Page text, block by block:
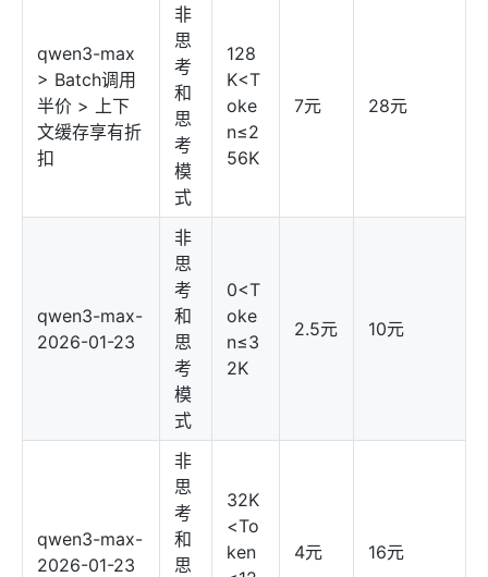
qwen3-max
> Batch调用
半价 > 上下
文缓存享有折
扣
非
思
考
和
思
考
模
式
128
K<T
oke
n≤2
56K
7元 28元
qwen3-max-
2026-01-23
非
思
考
和
思
考
模
式
0<T
oke
n≤3
2K
2.5元 10元
qwen3-max-
2026-01-23
非
思
考
和
思
32K
<To
ken
4元 16元